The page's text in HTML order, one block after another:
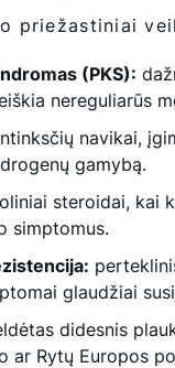
priežastiniai
(PKS):
nereguliarūs
navikai,
gamybą.
steroidai, kai
simptomus.
glaudžiai
didesnis
ar Rytų Europos